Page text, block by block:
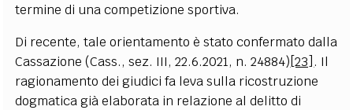
termine di una competizione sportiva.
Di recente, tale orientamento è stato confermato dalla
Cassazione (Cass., sez. III, 22.6.2021, n. 24884)[23] . Il
ragionamento dei giudici fa leva sulla ricostruzione
dogmatica già elaborata in relazione al delitto di